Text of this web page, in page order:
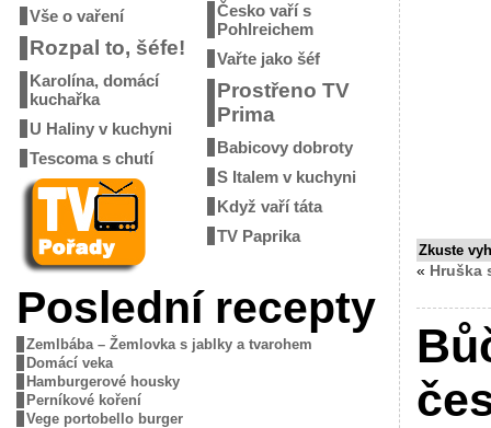
Vše o vaření
Rozpal to, šéfe!
Karolína, domácí
kuchařka
U Haliny v kuchyni
Tescoma s chutí
Česko vaří s
Pohlreichem
Vařte jako šéf
Prostřeno TV
Prima
Babicovy dobroty
S Italem v kuchyni
Když vaří táta
TV Paprika
Poslední recepty
Zemlbába – Žemlovka s jablky a tvarohem
Domácí veka
Hamburgerové housky
Perníkové koření
Vege portobello burger
Zkuste
« Hruška